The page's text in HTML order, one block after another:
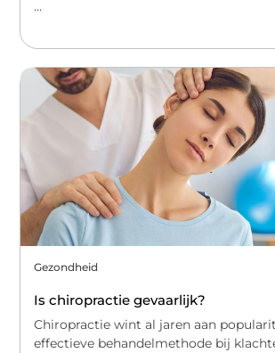
...
Gezondheid
Is chiropractie gevaarlijk?
Chiropractie wint al jaren aan
effectieve behandelmethode bij